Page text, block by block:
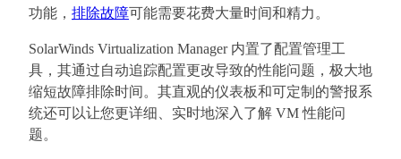
功能， 排除故障可能需要花费大量时间和精力。
SolarWinds Virtualization Manager 内置了配置管理工
具，其通过自动追踪配置更改导致的性能问题，极大地
缩短故障排除时间。其直观的仪表板和可定制的警报系
统还可以让您更详细、实时地深入了解 VM 性能问
题。